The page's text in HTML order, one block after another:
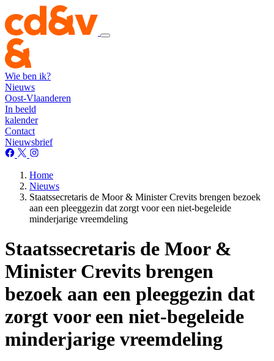
Wie ben ik?
Nieuws
Oost-Vlaanderen
In beeld
kalender
Contact
Nieuwsbrief
Home
Nieuws
Staatssecretaris de Moor & Minister Crevits brengen bezoek
aan een pleeggezin dat zorgt voor een niet-begeleide
minderjarige vreemdeling
Staatssecretaris de Moor &
Minister Crevits brengen
bezoek aan een pleeggezin dat
zorgt voor een niet-begeleide
minderjarige vreemdeling